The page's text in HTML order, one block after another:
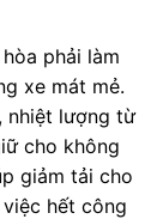
phải làm
xe mát mẻ.
, nhiệt lượng từ
cho không
giảm tải cho
hết công